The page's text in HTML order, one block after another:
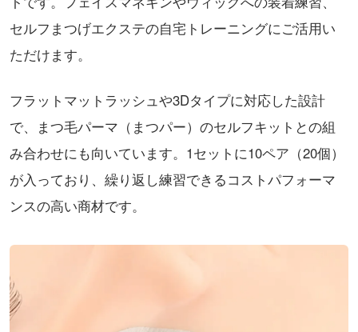
セルフまつげエクステの自宅トレーニングにご活用い
ただけます。
フラットマットラッシュや3Dタイプに対応した設計
で、まつ毛パーマ（まつパー）のセルフキットとの組
み合わせにも向いています。1セットに10ペア（20個）
が入っており、繰り返し練習できるコストパフォーマ
ンスの高い商材です。